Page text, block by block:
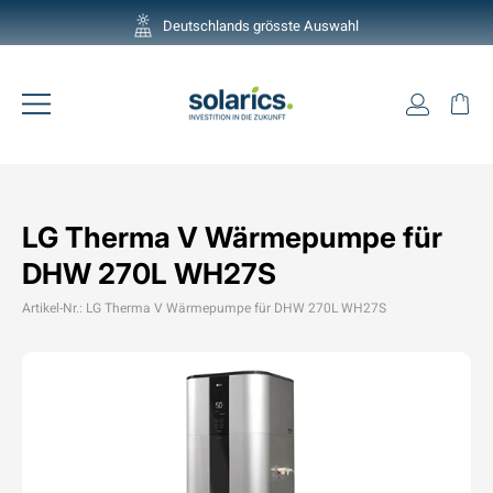
Direkt
zum
Pause
Deutschlands grösste Auswahl
Seitennavigation
LG Therma V Wärmepumpe für
DHW 270L WH27S
Artikel-Nr.: LG Therma V Wärmepumpe für DHW 270L WH27S